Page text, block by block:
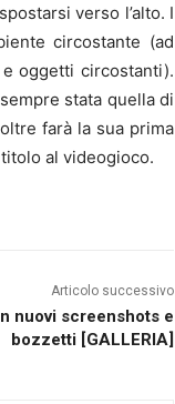
verso l’alto. I
circostante (ad
oggetti circostanti).
stata quella di
farà la sua prima
al videogioco.
Articolo successivo
nuovi screenshots e
bozzetti [GALLERIA]